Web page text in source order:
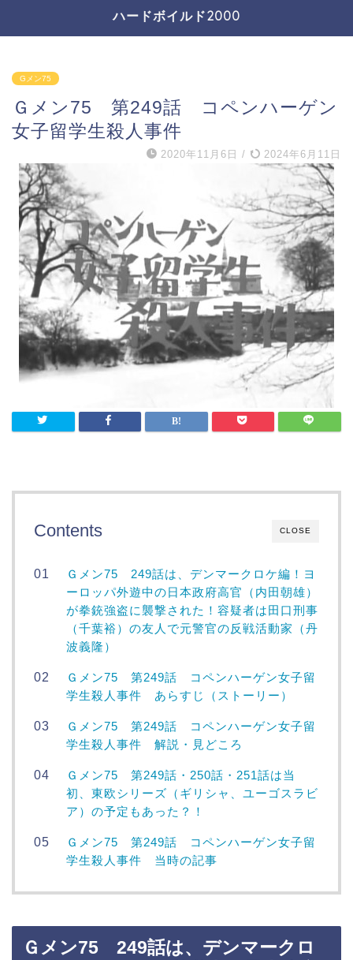
ハードボイルド2000
Gメン75
Ｇメン75 第249話 コペンハーゲン
女子留学生殺人事件
2020年11月6日 / 2024年6月11日
CLOSE
Contents
Ｇメン75 249話は、デンマークロケ編！ヨ
ーロッパ外遊中の日本政府高官（内田朝雄）
が拳銃強盗に襲撃された！容疑者は田口刑事
（千葉裕）の友人で元警官の反戦活動家（丹
波義隆）
Ｇメン75 第249話 コペンハーゲン女子留
学生殺人事件 あらすじ（ストーリー）
Ｇメン75 第249話 コペンハーゲン女子留
学生殺人事件 解説・見どころ
Ｇメン75 第249話・250話・251話は当
初、東欧シリーズ（ギリシャ、ユーゴスラビ
ア）の予定もあった？！
Ｇメン75 第249話 コペンハーゲン女子留
学生殺人事件 当時の記事
Ｇメン75 249話は、デンマークロ